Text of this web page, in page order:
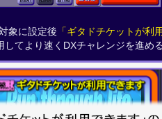
象に設定後 「ギタドチケットが利
してより速くDXチャレンジを進め